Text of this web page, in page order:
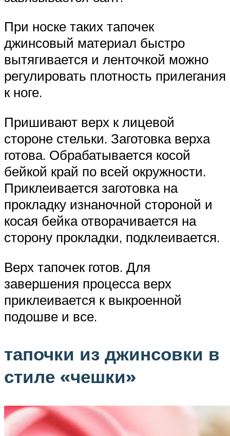
При носке таких тапочек
джинсовый материал быстро
вытягивается и ленточкой можно
регулировать плотность прилегания
к ноге.
Пришивают верх к лицевой
стороне стельки. Заготовка верха
готова. Обрабатывается косой
бейкой край по всей окружности.
Приклеивается заготовка на
прокладку изнаночной стороной и
косая бейка отворачивается на
сторону прокладки, подклеивается.
Верх тапочек готов. Для
завершения процесса верх
приклеивается к выкроенной
подошве и все.
тапочки из джинсовки в
стиле «чешки»